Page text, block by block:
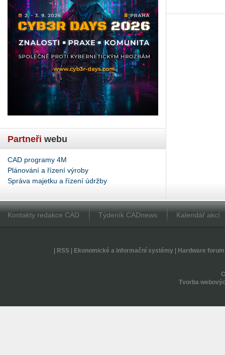
Partneři webu
CAD programy 4M
Plánování a řízení výroby
Správa majetku a řízení údržby
Kontakty redakce CAD Týdeník CADnews Kalendář akcí
RSS| Ekonomické a informační systémy| Hardware forum
Tvorba